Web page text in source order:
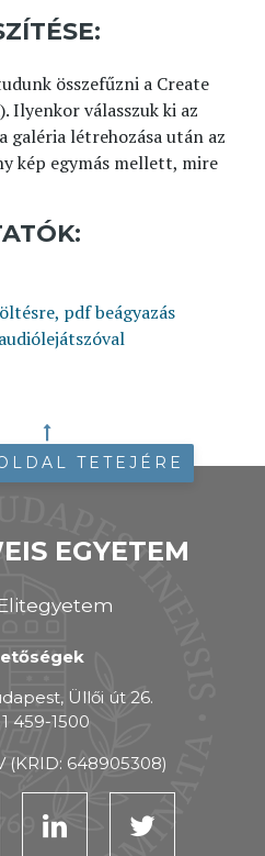
összefűzni a Create
Ilyenkor válasszuk ki az
galéria létrehozása után az
kép egymás mellett, mire
pdf beágyazás
TETEJÉRE
EGYETEM
Üllői út 26.
459-1500
(KRID: 648905308)